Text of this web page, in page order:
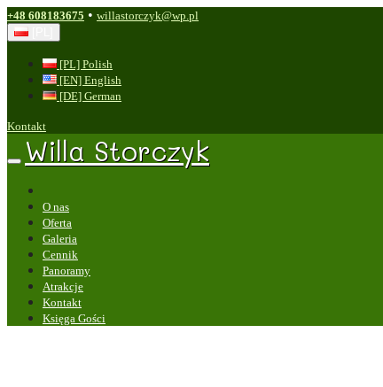
+48 608183675 • willastorczyk@wp.pl
[PL] Polish
[EN] English
[DE] German
Kontakt
Willa Storczyk
O nas
Oferta
Galeria
Cennik
Panoramy
Atrakcje
Kontakt
Księga Gości